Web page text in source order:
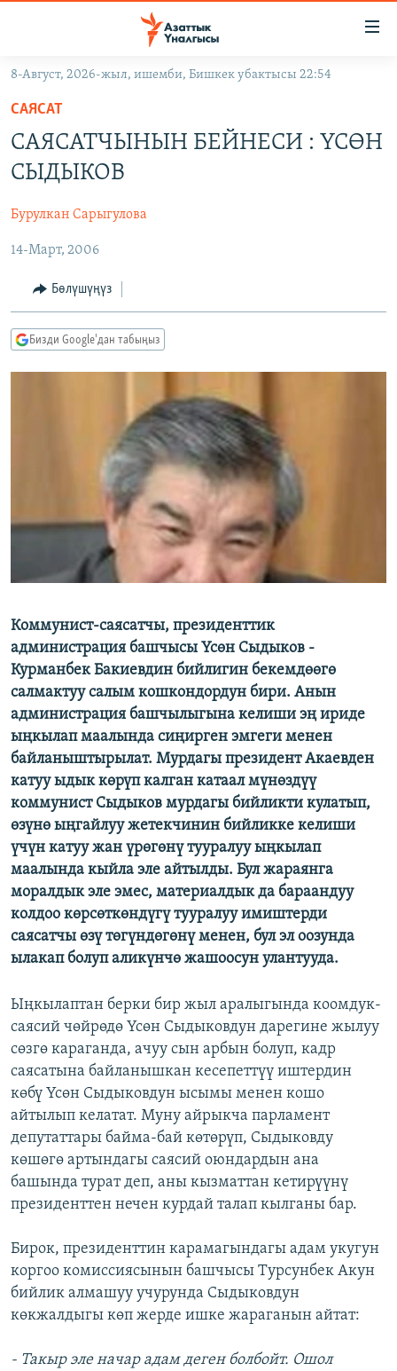
Навигацияга
өтүңүз
Издөөгө
салыңыз
ЭКОНОМИКА
МАДАНИЯТ
БОРБОР АЗИЯ
АТАЙЫН ИЛИКТӨӨ
ТВ ПРОГРАММАЛАР
БҮГҮН АЗАТТЫКТА
БИЗ ЖАНА ДҮЙНӨ
ЫҢГАЙСЫЗ СУРООЛОР
ПОДКАСТ
ӨЗГӨЧӨ ПИКИР
ЭЕ/АРнун бардык сайттары
8-Август, 2026-жыл, ишемби, Бишкек убактысы 22:54
САЯСАТ
САЯСАТЧЫНЫН БЕЙНЕСИ : ҮСӨН
СЫДЫКОВ
Бурулкан Сарыгулова
14-Март, 2006
Бөлүшүңүз
Бизди Google'дан табыңыз
Коммунист-саясатчы, президенттик
администрация башчысы Үсөн Сыдыков -
Курманбек Бакиевдин бийлигин бекемдөөгө
салмактуу салым кошкондордун бири. Анын
администрация башчылыгына келиши эң ириде
ыңкылап маалында сиңирген эмгеги менен
байланыштырылат. Мурдагы президент Акаевден
катуу ыдык көрүп калган катаал мүнөздүү
коммунист Сыдыков мурдагы бийликти кулатып,
өзүнө ыңгайлуу жетекчинин бийликке келиши
үчүн катуу жан үрөгөнү тууралуу ыңкылап
маалында кыйла эле айтылды. Бул жараянга
моралдык эле эмес, материалдык да бараандуу
колдоо көрсөткөндүгү тууралуу имиштерди
саясатчы өзү төгүндөгөнү менен, бул эл оозунда
ылакап болуп аликүнчө жашоосун улантууда.
Ыңкылаптан берки бир жыл аралыгында коомдук-
саясий чөйрөдө Үсөн Сыдыковдун дарегине жылуу
сөзгө караганда, ачуу сын арбын болуп, кадр
саясатына байланышкан кесепеттүү иштердин
көбү Үсөн Сыдыковдун ысымы менен кошо
айтылып келатат. Муну айрыкча парламент
депутаттары байма-бай көтөрүп, Сыдыковду
көшөгө артындагы саясий оюндардын ана
башында турат деп, аны кызматтан кетирүүнү
президенттен нечен курдай талап кылганы бар.
Бирок, президенттин карамагындагы адам укугун
коргоо комиссиясынын башчысы Турсунбек Акун
бийлик алмашуу учурунда Сыдыковдун
көкжалдыгы көп жерде ишке жараганын айтат:
- Такыр эле начар адам деген болбойт. Ошол